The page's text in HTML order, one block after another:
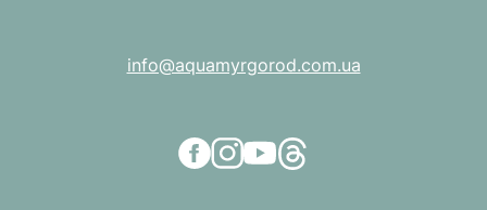
info@aquamyrgorod.com.ua